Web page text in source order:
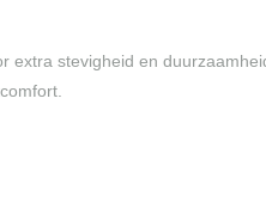
extra stevigheid en